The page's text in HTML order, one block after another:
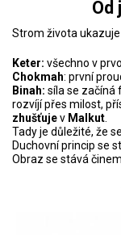
Od
Strom života
Keter: všechno v
Chokmah: první
Binah: síla se začíná
rozvíjí přes milost,
zhušťujev Malkut
Tady je důležité, že
Duchovní princip se
Obraz se stává